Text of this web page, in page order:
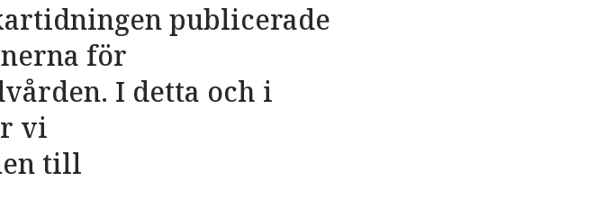
publicerade
för
I detta och i
vi
till